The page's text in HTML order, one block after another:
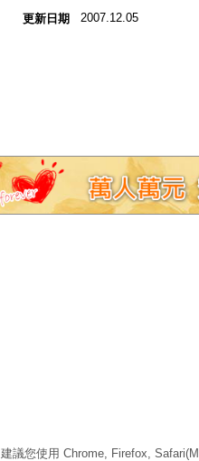
更新日期 2007.12.05
建議您使用 Chrome, Firefox,